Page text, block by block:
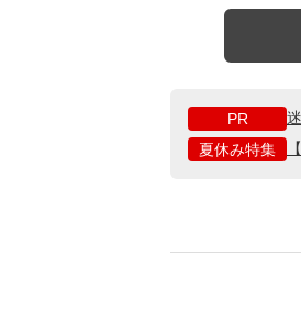
PR
夏休み特集